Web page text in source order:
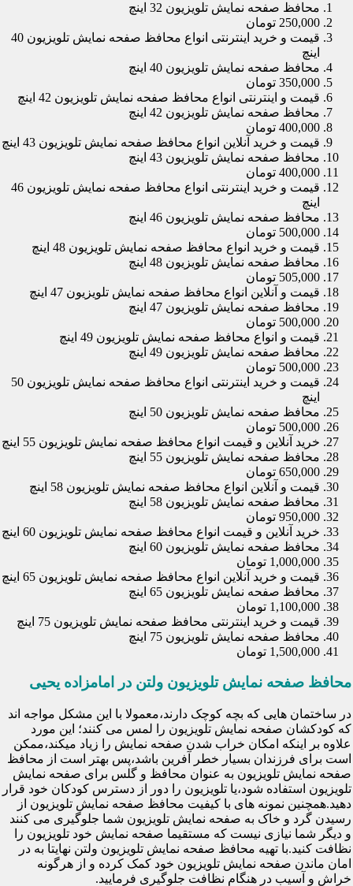
محافظ صفحه نمایش تلویزیون 32 اینچ
250,000 تومان
قیمت و خرید اینترنتی انواع محافظ صفحه نمایش تلویزیون 40
اینچ
محافظ صفحه نمایش تلویزیون 40 اینچ
350,000 تومان
قیمت و اینترنتی انواع محافظ صفحه نمایش تلویزیون 42 اینچ
محافظ صفحه نمایش تلویزیون 42 اینچ
400,000 تومان
قیمت و خرید آنلاین انواع محافظ صفحه نمایش تلویزیون 43 اینچ
محافظ صفحه نمایش تلویزیون 43 اینچ
400,000 تومان
قیمت و خرید اینترنتی انواع محافظ صفحه نمایش تلویزیون 46
اینچ
محافظ صفحه نمایش تلویزیون 46 اینچ
500,000 تومان
قیمت و خرید انواع محافظ صفحه نمایش تلویزیون 48 اینچ
محافظ صفحه نمایش تلویزیون 48 اینچ
505,000 تومان
قیمت و آنلاین انواع محافظ صفحه نمایش تلویزیون 47 اینچ
محافظ صفحه نمایش تلویزیون 47 اینچ
500,000 تومان
قیمت و انواع محافظ صفحه نمایش تلویزیون 49 اینچ
محافظ صفحه نمایش تلویزیون 49 اینچ
500,000 تومان
قیمت و خرید اینترنتی انواع محافظ صفحه نمایش تلویزیون 50
اینچ
محافظ صفحه نمایش تلویزیون 50 اینچ
500,000 تومان
خرید آنلاین و قیمت انواع محافظ صفحه نمایش تلویزیون 55 اینچ
محافظ صفحه نمایش تلویزیون 55 اینچ
650,000 تومان
قیمت و آنلاین انواع محافظ صفحه نمایش تلویزیون 58 اینچ
محافظ صفحه نمایش تلویزیون 58 اینچ
950,000 تومان
خرید آنلاین و قیمت انواع محافظ صفحه نمایش تلویزیون 60 اینچ
محافظ صفحه نمایش تلویزیون 60 اینچ
1,000,000 تومان
قیمت و خرید آنلاین انواع محافظ صفحه نمایش تلویزیون 65 اینچ
محافظ صفحه نمایش تلویزیون 65 اینچ
1,100,000 تومان
قیمت و خرید اینترنتی محافظ صفحه نمایش تلویزیون 75 اینچ
محافظ صفحه نمایش تلویزیون 75 اینچ
1,500,000 تومان
محافظ صفحه نمایش تلویزیون ولتن در امامزاده یحیی
در ساختمان هایی که بچه کوچک دارند،معمولا با این مشکل مواجه اند
که کودکشان صفحه نمایش تلویزیون را لمس می کنند؛ این مورد
علاوه بر اینکه امکان خراب شدن صفحه نمایش را زیاد میکند،ممکن
است برای فرزندان بسیار خطر آفرین باشد،پس بهتر است از محافظ
صفحه نمایش تلویزیون به عنوان محافظ و گلس برای صفحه نمایش
تلویزیون استفاده شود،یا تلویزیون را دور از دسترس کودکان خود قرار
دهید.همچنین نمونه های با کیفیت محافظ صفحه نمایش تلویزیون از
رسیدن گرد و خاک به صفحه نمایش تلویزیون شما جلوگیری می کنند
و دیگر شما نیازی نیست که مستقیما صفحه نمایش خود تلویزیون را
نظافت کنید.با تهیه محافظ صفحه نمایش تلویزیون ولتن نهایتا به در
امان ماندن صفحه نمایش تلویزیون خود کمک کرده و از هرگونه
خراش و آسیب در هنگام نظافت جلوگیری فرمایید.